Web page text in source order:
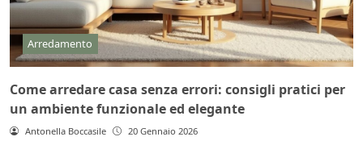
Arredamento
Come arredare casa senza errori: consigli pratici per
un ambiente funzionale ed elegante
Antonella Boccasile 20 Gennaio 2026